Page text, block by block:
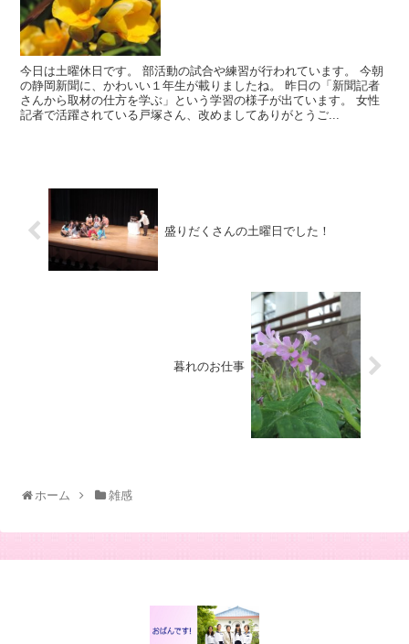
今日は土曜休日です。 部活動の試合や練習が行われています。 今朝
の静岡新聞に、かわいい１年生が載りましたね。 昨日の「新聞記者
さんから取材の仕方を学ぶ」という学習の様子が出ています。 女性
記者で活躍されている戸塚さん、改めましてありがとうご...
盛りだくさんの土曜日でした！
暮れのお仕事
ホーム 雑感